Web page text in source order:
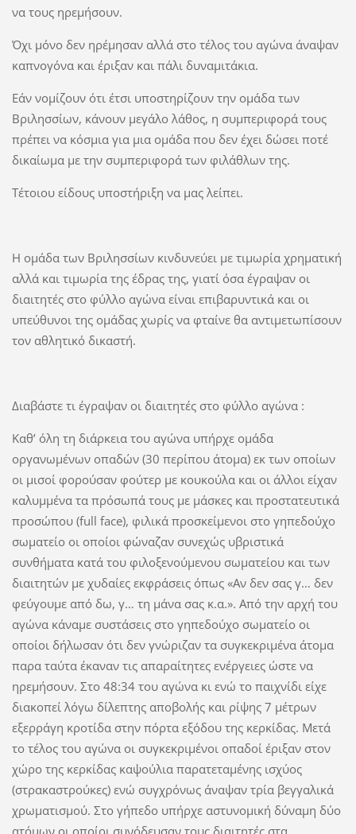
να τους ηρεμήσουν.
Όχι μόνο δεν ηρέμησαν αλλά στο τέλος του αγώνα άναψαν
καπνογόνα και έριξαν και πάλι δυναμιτάκια.
Εάν νομίζουν ότι έτσι υποστηρίζουν την ομάδα των
Βριλησσίων, κάνουν μεγάλο λάθος, η συμπεριφορά τους
πρέπει να κόσμια για μια ομάδα που δεν έχει δώσει ποτέ
δικαίωμα με την συμπεριφορά των φιλάθλων της.
Τέτοιου είδους υποστήριξη να μας λείπει.
Η ομάδα των Βριλησσίων κινδυνεύει με τιμωρία χρηματική
αλλά και τιμωρία της έδρας της, γιατί όσα έγραψαν οι
διαιτητές στο φύλλο αγώνα είναι επιβαρυντικά και οι
υπεύθυνοι της ομάδας χωρίς να φταίνε θα αντιμετωπίσουν
τον αθλητικό δικαστή.
Διαβάστε τι έγραψαν οι διαιτητές στο φύλλο αγώνα :
Καθ’ όλη τη διάρκεια του αγώνα υπήρχε ομάδα
οργανωμένων οπαδών (30 περίπου άτομα) εκ των οποίων
οι μισοί φορούσαν φούτερ με κουκούλα και οι άλλοι είχαν
καλυμμένα τα πρόσωπά τους με μάσκες και προστατευτικά
προσώπου (full face), φιλικά προσκείμενοι στο γηπεδούχο
σωματείο οι οποίοι φώναζαν συνεχώς υβριστικά
συνθήματα κατά του φιλοξενούμενου σωματείου και των
διαιτητών με χυδαίες εκφράσεις όπως «Αν δεν σας γ… δεν
φεύγουμε από δω, γ… τη μάνα σας κ.α.». Από την αρχή του
αγώνα κάναμε συστάσεις στο γηπεδούχο σωματείο οι
οποίοι δήλωσαν ότι δεν γνώριζαν τα συγκεκριμένα άτομα
παρα ταύτα έκαναν τις απαραίτητες ενέργειες ώστε να
ηρεμήσουν. Στο 48:34 του αγώνα κι ενώ το παιχνίδι είχε
διακοπεί λόγω δίλεπτης αποβολής και ρίψης 7 μέτρων
εξερράγη κροτίδα στην πόρτα εξόδου της κερκίδας. Μετά
το τέλος του αγώνα οι συγκεκριμένοι οπαδοί έριξαν στον
χώρο της κερκίδας καψούλια παρατεταμένης ισχύος
(στρακαστρούκες) ενώ συγχρόνως άναψαν τρία βεγγαλικά
χρωματισμού. Στο γήπεδο υπήρχε αστυνομική δύναμη δύο
ατόμων οι οποίοι συνόδευσαν τους διαιτητές στα